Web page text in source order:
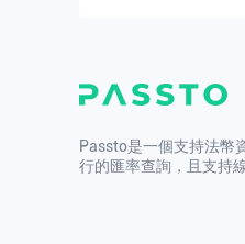
Passto是一個支持法幣
行的匯率查詢，且支持